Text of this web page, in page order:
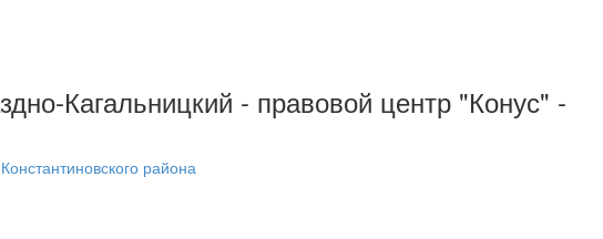
Кагальницкий - правовой центр "Конус" -
района